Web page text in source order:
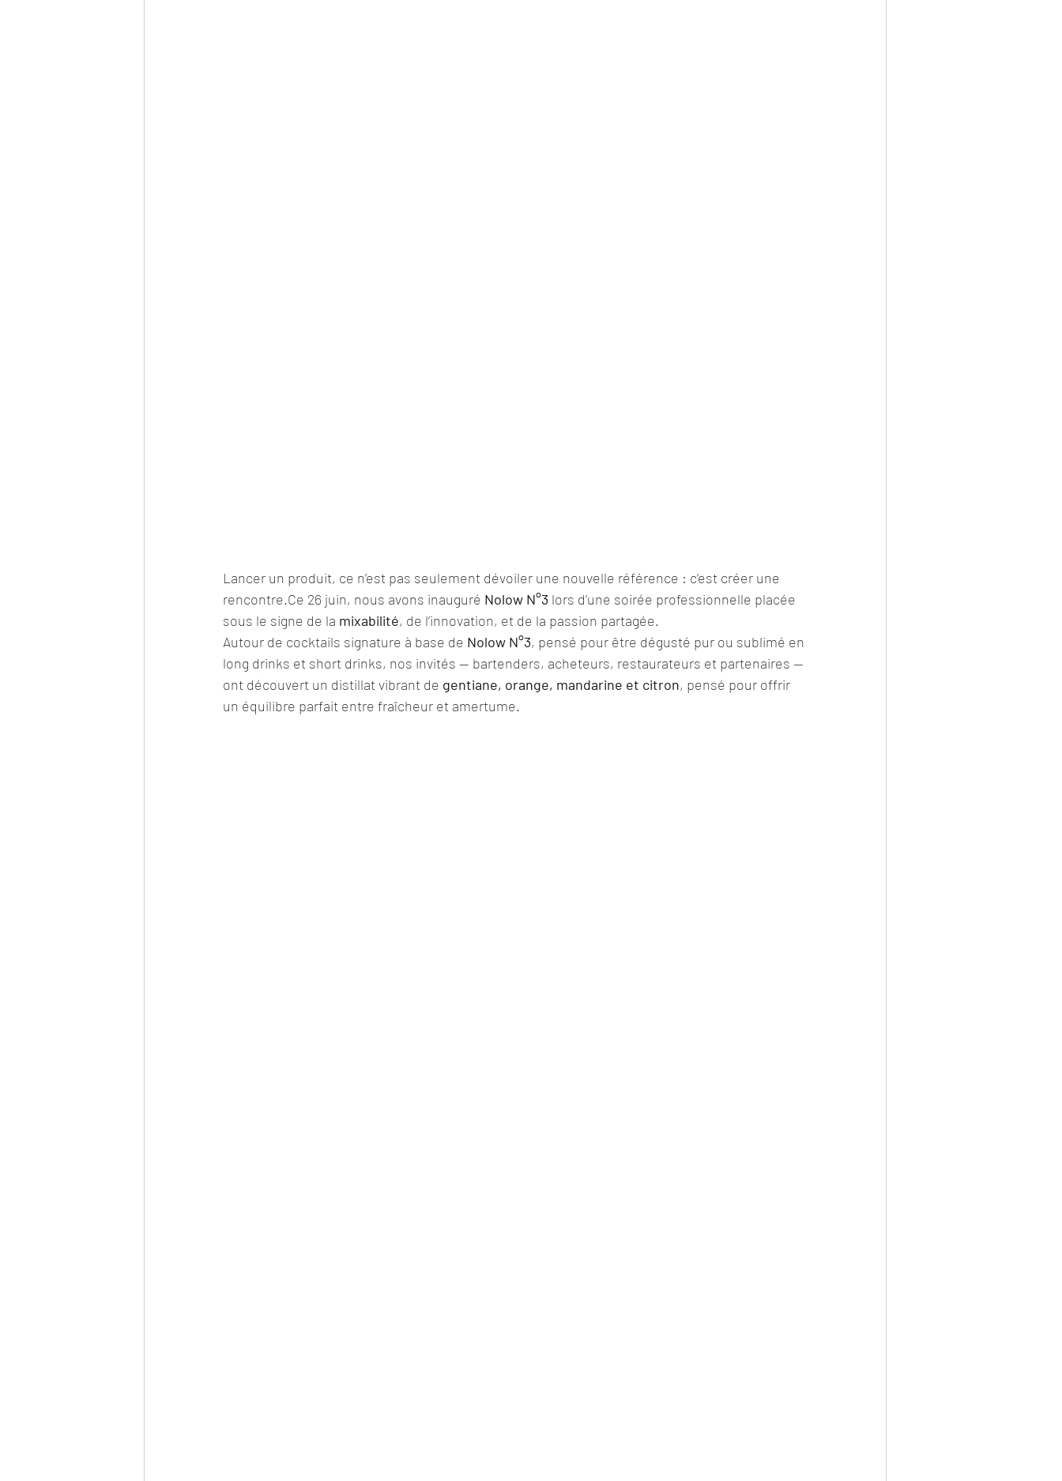
Lancer un produit, ce n’est pas seulement dévoiler une nouvelle référence : c’est créer une
rencontre.Ce 26 juin, nous avons inauguré Nolow N°3 lors d’une soirée professionnelle placée
sous le signe de la mixabilité, de l’innovation, et de la passion partagée.
Autour de cocktails signature à base de Nolow N°3, pensé pour être dégusté pur ou sublimé en
long drinks et short drinks, nos invités — bartenders, acheteurs, restaurateurs et partenaires —
ont découvert un distillat vibrant de gentiane, orange, mandarine et citron, pensé pour offrir
un équilibre parfait entre fraîcheur et amertume.